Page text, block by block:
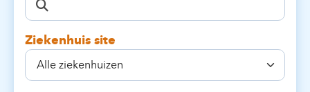
Ziekenhuis site